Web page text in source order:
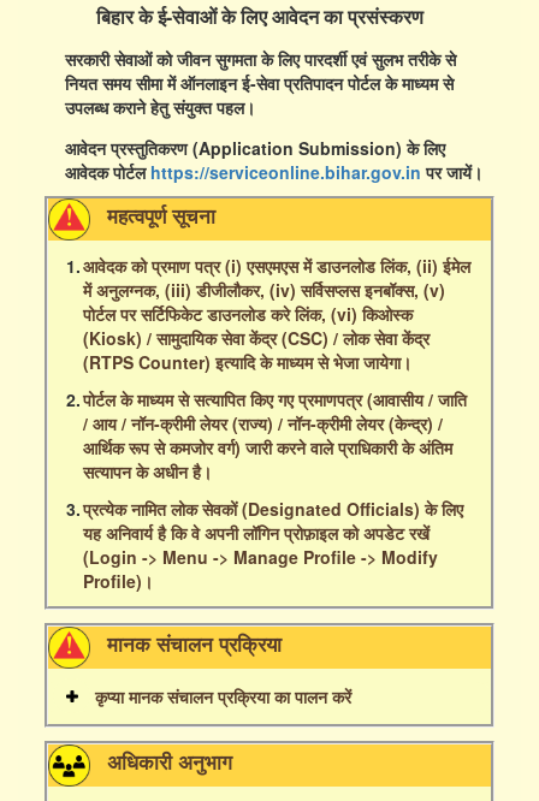
बिहार के ई-सेवाओं के लिए आवेदन का प्रसंस्करण
सरकारी सेवाओं को जीवन सुगमता के लिए पारदर्शी एवं सुलभ तरीके से
नियत समय सीमा में ऑनलाइन ई-सेवा प्रतिपादन पोर्टल के माध्यम से
उपलब्ध कराने हेतु संयुक्त पहल।
आवेदन प्रस्तुतिकरण (Application Submission) के लिए
आवेदक पोर्टल https://serviceonline.bihar.gov.in पर जायें।
महत्वपूर्ण सूचना
1.आवेदक को प्रमाण पत्र (i) एसएमएस में डाउनलोड लिंक, (ii) ईमेल
में अनुलग्नक, (iii) डीजीलौकर, (iv) सर्विसप्लस इनबॉक्स, (v)
पोर्टल पर सर्टिफिकेट डाउनलोड करे लिंक, (vi) किओस्क
(Kiosk) / सामुदायिक सेवा केंद्र (CSC) / लोक सेवा केंद्र
(RTPS Counter) इत्यादि के माध्यम से भेजा जायेगा।
2.पोर्टल के माध्यम से सत्यापित किए गए प्रमाणपत्र (आवासीय / जाति
/ आय / नॉन-क्रीमी लेयर (राज्य) / नॉन-क्रीमी लेयर (केन्द्र) /
आर्थिक रूप से कमजोर वर्ग) जारी करने वाले प्राधिकारी के अंतिम
सत्यापन के अधीन है।
3.प्रत्येक नामित लोक सेवकों (Designated Officials) के लिए
यह अनिवार्य है कि वे अपनी लॉगिन प्रोफ़ाइल को अपडेट रखें
(Login -> Menu -> Manage Profile -> Modify
Profile)।
मानक संचालन प्रक्रिया
कृप्या मानक संचालन प्रक्रिया का पालन करें
अधिकारी अनुभाग